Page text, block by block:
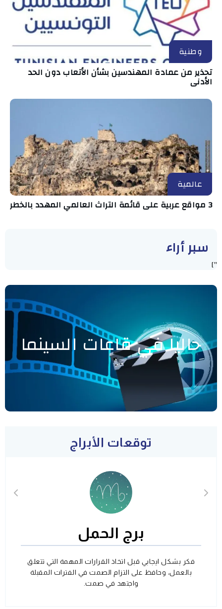
وطنية
تحذير من عمادة المهندسين بشأن الأتعاب دون الحد
الأدنى
عالمية
3 مواقع عربية على قائمة التراث العالمي المهدد بالخطر
سبر أراء
"]
حاليا في قاعات السينما
توقعات الأبراج
برج الحمل
فكر بشكل ايجابي قبل اتخاذ القرارات المهمة التي تتعلق
بالعمل، وحافظ على التزام الصمت في الفترات المقبلة
واجتهد في صمت.